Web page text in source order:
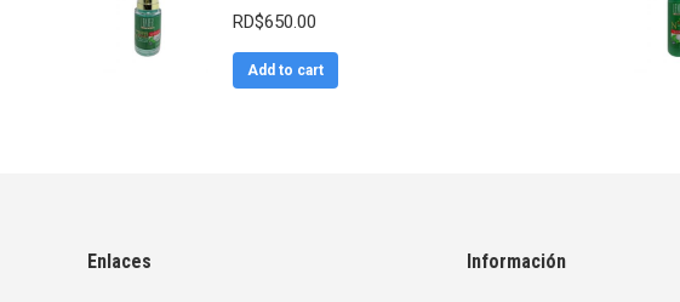
RD$650.00
Add to cart
Enlaces Información